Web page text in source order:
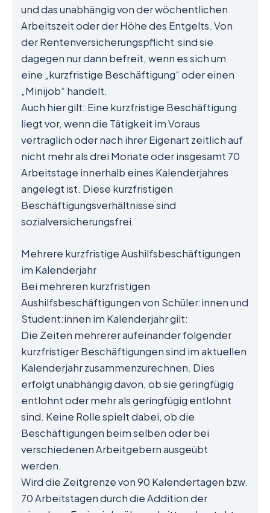
und das unabhängig von der wöchentlichen
Arbeitszeit oder der Höhe des Entgelts. Von
der Rentenversicherungspflicht sind sie
dagegen nur dann befreit, wenn es sich um
eine „kurzfristige Beschäftigung“ oder einen
„Minijob“ handelt.
Auch hier gilt: Eine kurzfristige Beschäftigung
liegt vor, wenn die Tätigkeit im Voraus
vertraglich oder nach ihrer Eigenart zeitlich auf
nicht mehr als drei Monate oder insgesamt 70
Arbeitstage innerhalb eines Kalenderjahres
angelegt ist. Diese kurzfristigen
Beschäftigungsverhältnisse sind
sozialversicherungsfrei.
Mehrere kurzfristige Aushilfsbeschäftigungen
im Kalenderjahr
Bei mehreren kurzfristigen
Aushilfsbeschäftigungen von Schüler:innen und
Student:innen im Kalenderjahr gilt:
Die Zeiten mehrerer aufeinander folgender
kurzfristiger Beschäftigungen sind im aktuellen
Kalenderjahr zusammenzurechnen. Dies
erfolgt unabhängig davon, ob sie geringfügig
entlohnt oder mehr als geringfügig entlohnt
sind. Keine Rolle spielt dabei, ob die
Beschäftigungen beim selben oder bei
verschiedenen Arbeitgebern ausgeübt
werden.
Wird die Zeitgrenze von 90 Kalendertagen bzw.
70 Arbeitstagen durch die Addition der